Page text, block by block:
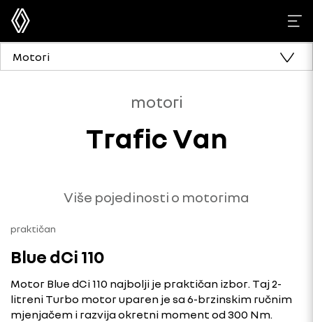
Motori
motori
Trafic Van
Više pojedinosti o motorima
praktičan
Blue dCi 110
Motor Blue dCi 110 najbolji je praktičan izbor. Taj 2-
litreni Turbo motor uparen je sa 6-brzinskim ručnim
mjenjačem i razvija okretni moment od 300 Nm.